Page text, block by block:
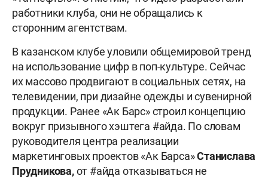
работники клуба, они не обращались к
сторонним агентствам.
В казанском клубе уловили общемировой тренд
на использование цифр в поп-культуре. Сейчас
их массово продвигают в социальных сетях, на
телевидении, при дизайне одежды и сувенирной
продукции. Ранее «Ак Барс» строил концепцию
вокруг призывного хэштега #айда. По словам
руководителя центра реализации
маркетинговых проектов «Ак Барса»Станислава
Прудникова,от #айда отказываться не